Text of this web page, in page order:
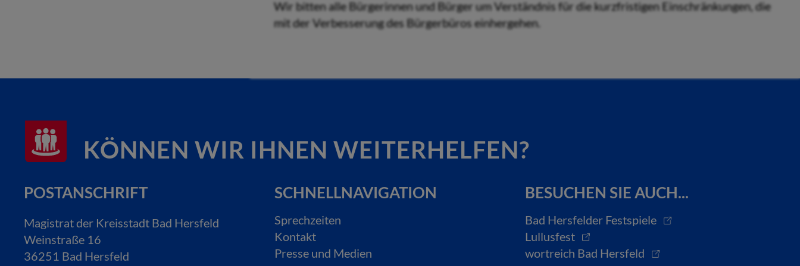
Wir bitten alle Bürgerinnen und Bürger um Verständnis für die kurzfristigen Einschränkungen, die
mit der Verbesserung des Bürgerbüros einhergehen.
KÖNNEN WIR IHNEN WEITERHELFEN?
POSTANSCHRIFT
Magistrat der Kreisstadt Bad Hersfeld
Weinstraße 16
36251 Bad Hersfeld
SCHNELLNAVIGATION
Sprechzeiten
Kontakt
Presse und Medien
BESUCHEN SIE AUCH...
Bad Hersfelder Festspiele
Lullusfest
wortreich Bad Hersfeld